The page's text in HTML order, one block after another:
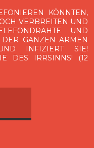
KÖNNTEN,
VERBREITEN UND
UND
GANZEN ARMEN
INFIZIERT SIE!
DES IRRSINNS! (12